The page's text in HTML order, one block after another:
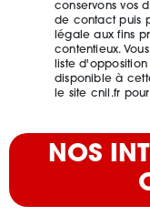
conservons vos
de contact puis
légale aux fins
contentieux.
liste
disponible à
le site cnil.fr
NOS